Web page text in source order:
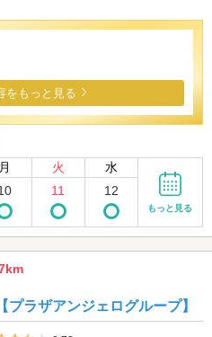
をもっと見る
月 火 水
11 12
もっと見る
ラザアンジェログループ】